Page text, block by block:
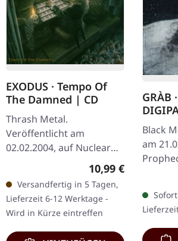
EXODUS · Tempo Of
The Damned | CD
Thrash Metal.
Veröffentlicht am
02.02.2004, auf Nuclear
Blast Records. CD im
Jewelcase. Nach einer
zehnjährigen Pause
meldeten sich Exodus mit
"Tempo…
Regulärer Preis:
10,99 €
Versandfertig in 5 Tagen,
Lieferzeit 6-12 Werktage -
Wird in Kürze eintreffen
GRÀB
Black
am
im
zweite